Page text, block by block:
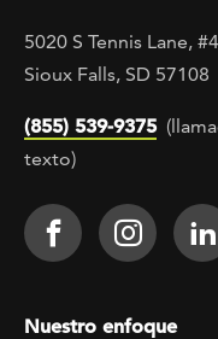
5020 S Tennis Lane, #4
Sioux Falls, SD 57108
(855) 539-9375
texto)
Footer Social
Face ItFace
Footer menu
Nuestro enfoque